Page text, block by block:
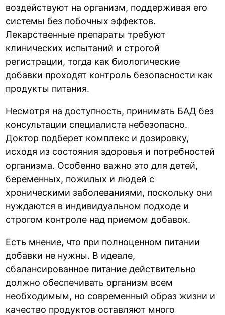
воздействуют на организм, поддерживая его
системы без побочных эффектов.
Лекарственные препараты требуют
клинических испытаний и строгой
регистрации, тогда как биологические
добавки проходят контроль безопасности как
продукты питания.
Несмотря на доступность, принимать БАД без
консультации специалиста небезопасно.
Доктор подберет комплекс и дозировку,
исходя из состояния здоровья и потребностей
организма. Особенно важно это для детей,
беременных, пожилых и людей с
хроническими заболеваниями, поскольку они
нуждаются в индивидуальном подходе и
строгом контроле над приемом добавок.
Есть мнение, что при полноценном питании
добавки не нужны. В идеале,
сбалансированное питание действительно
должно обеспечивать организм всем
необходимым, но современный образ жизни и
качество продуктов оставляют много